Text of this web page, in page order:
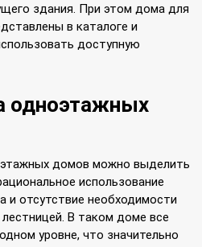
здания. При этом дома для
в каталоге и
доступную
одноэтажных
домов можно выделить
использование
и отсутствие необходимости
В таком доме все
уровне, что значительно